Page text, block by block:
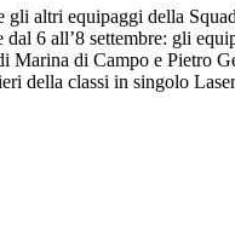
altri equipaggi della
6 all’8 settembre: gli
Marina di Campo e Pietro
della classi in singolo